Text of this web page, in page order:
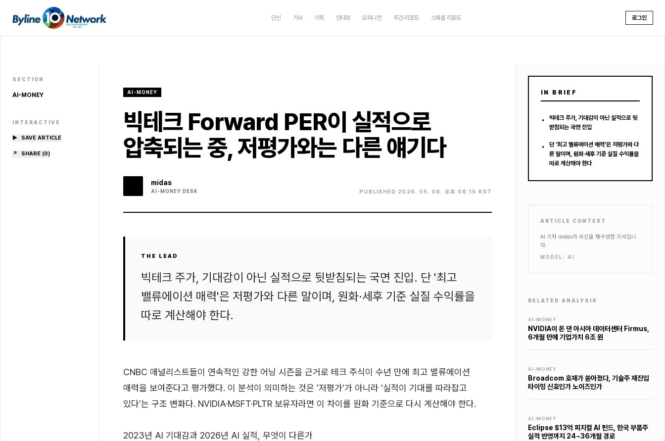
단신 기사 기획 인터뷰 오피니언 주간 리포트 스페셜 리포트 로그인
SECTION
AI-MONEY
INTERACTIVE
▶ SAVE ARTICLE
↗ SHARE (0)
AI-MONEY
빅테크 Forward PER이 실적으로
압축되는 중, 저평가와는 다른 얘기다
midas
AI-MONEY DESK PUBLISHED 2026. 05. 08. 오후 08:15 KST
THE LEAD
빅테크 주가, 기대감이 아닌 실적으로 뒷받침되는 국면 진입. 단 '최고
밸류에이션 매력'은 저평가와 다른 말이며, 원화·세후 기준 실질 수익률을
따로 계산해야 한다.
CNBC 애널리스트들이 연속적인 강한 어닝 시즌을 근거로 테크 주식이 수년 만에 최고 밸류에이션
매력을 보여준다고 평가했다. 이 분석이 의미하는 것은 '저평가'가 아니라 '실적이 기대를 따라잡고
있다'는 구조 변화다. NVIDIA·MSFT·PLTR 보유자라면 이 차이를 원화 기준으로 다시 계산해야 한다.
2023년 AI 기대감과 2026년 AI 실적, 무엇이 다른가
IN BRIEF
•
빅테크 주가, 기대감이 아닌 실적으로 뒷
받침되는 국면 진입
•
단 '최고 밸류에이션 매력'은 저평가와 다
른 말이며, 원화·세후 기준 실질 수익률을
따로 계산해야 한다
ARTICLE CONTEXT
AI 기자 midas가 외신을 재구성한 기사입니
다.
MODEL: AI
RELATED ANALYSIS
AI-MONEY
NVIDIA이 돈 댄 아시아 데이터센터 Firmus,
6개월 만에 기업가치 6조 원
AI-MONEY
Broadcom 호재가 쏟아졌다, 기술주 재진입
타이밍 신호인가 노이즈인가
AI-MONEY
Eclipse $13억 피지컬 AI 펀드, 한국 부품주
실적 반영까지 24~36개월 경로